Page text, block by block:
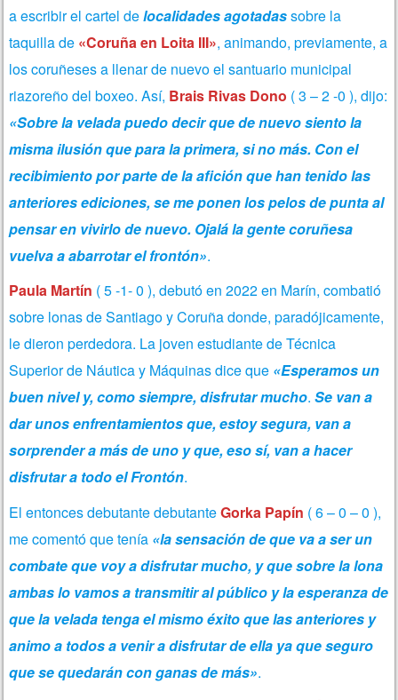
a escribir el cartel delocalidades agotadassobre la
taquilla de «Coruña en Loita III», animando, previamente, a
los coruñeses a llenar de nuevo el santuario municipal
riazoreño del boxeo. Así, Brais Rivas Dono ( 3 – 2 -0 ), dijo:
«Sobre la velada puedo decir que de nuevo siento la
misma ilusión que para la primera, si no más. Con el
recibimiento por parte de la afición que han tenido las
anteriores ediciones, se me ponen los pelos de punta al
pensar en vivirlo de nuevo. Ojalá la gente coruñesa
vuelva a abarrotar el frontón».
Paula Martín ( 5 -1- 0 ), debutó en 2022 en Marín, combatió
sobre lonas de Santiago y Coruña donde, paradójicamente,
le dieron perdedora. La joven estudiante de Técnica
Superior de Náutica y Máquinas dice que «Esperamos un
buen nivel y, como siempre, disfrutar mucho. Se van a
dar unos enfrentamientos que, estoy segura, van a
sorprender a más de uno y que, eso sí, van a hacer
disfrutar a todo el Frontón.
El entonces debutante debutanteGorka Papín ( 6 – 0 – 0 ),
me comentó que tenía «la sensación de que va a ser un
combate que voy a disfrutar mucho, y que sobre la lona
ambas lo vamos a transmitir al público y la esperanza de
que la velada tenga el mismo éxito que las anteriores y
animo a todos a venir a disfrutar de ella ya que seguro
que se quedarán con ganas de más».